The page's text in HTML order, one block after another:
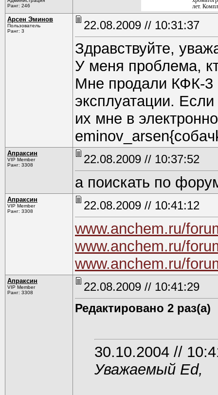
Ранг: 246
лет.
Арсен Эминов
Пользователь
Ранг: 3
22.08.2009 // 10:31:37
Здравствуйте,
У меня проблема,
Мне продали КФК-3
эксплуатации.
их мне в
Апраксин
VIP Member
Ранг: 3308
22.08.2009 // 10:37:52
а поискать по
Апраксин
VIP Member
Ранг: 3308
22.08.2009 // 10:41:12
www.anchem.ru/
www.anchem.ru/
www.anchem.ru/
Апраксин
VIP Member
Ранг: 3308
22.08.2009 // 10:41:29
Редактировано 2 раз(а)
30.10.2004 //
Уважаемый Ed,